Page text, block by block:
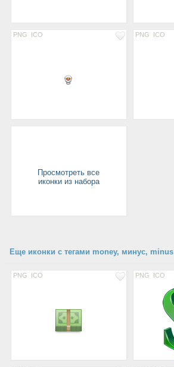
PNG ICO PNG ICO
Просмотреть все
иконки из набора
Еще иконки с тегами money, минус, minus
PNG ICO PNG ICO